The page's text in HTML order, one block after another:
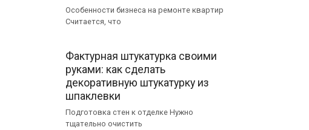
Особенности бизнеса на ремонте квартир
Считается, что
Фактурная штукатурка своими
руками: как сделать
декоративную штукатурку из
шпаклевки
Подготовка стен к отделке Нужно
тщательно очистить